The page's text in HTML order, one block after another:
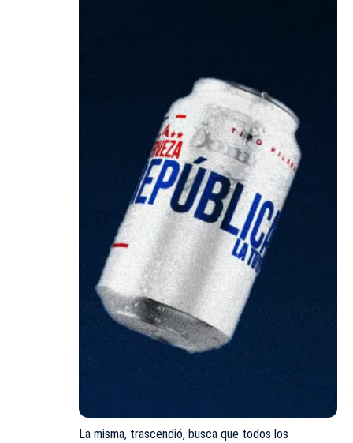
La misma, trascendió, busca que todos los